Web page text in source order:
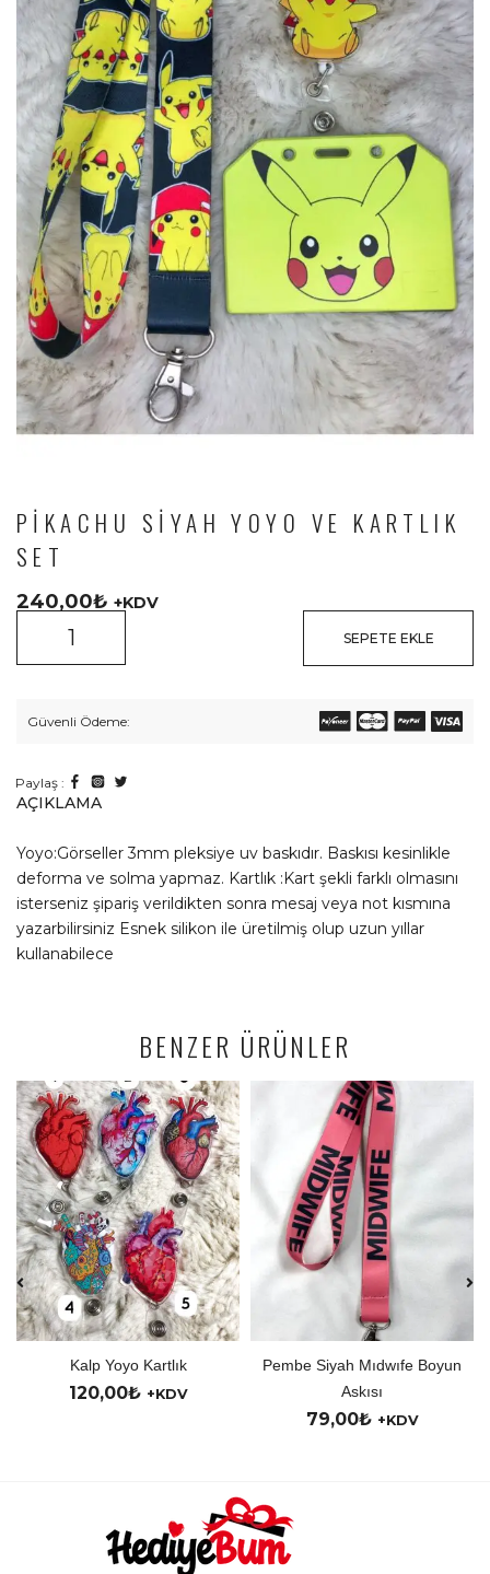
PIKACHU SIYAH YOYO VE KARTLIK
SET
240,00₺ +KDV
SEPETE EKLE
Güvenli Ödeme:
Paylaş :
AÇIKLAMA
Yoyo:Görseller 3mm pleksiye uv baskıdır. Baskısı kesinlikle
deforma ve solma yapmaz. Kartlık :Kart şekli farklı olmasını
isterseniz şipariş verildikten sonra mesaj veya not kısmına
yazarbilirsiniz Esnek silikon ile üretilmiş olup uzun yıllar
kullanabilece
BENZER ÜRÜNLER
Pembe Siyah Mıdwıfe Boyun
Askısı
Kişiye Özel
150,00